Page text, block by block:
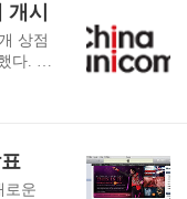
용하
들어
자
, 좀
만
시
상점
다. 2
고 서
. 이
Wi-F
로운